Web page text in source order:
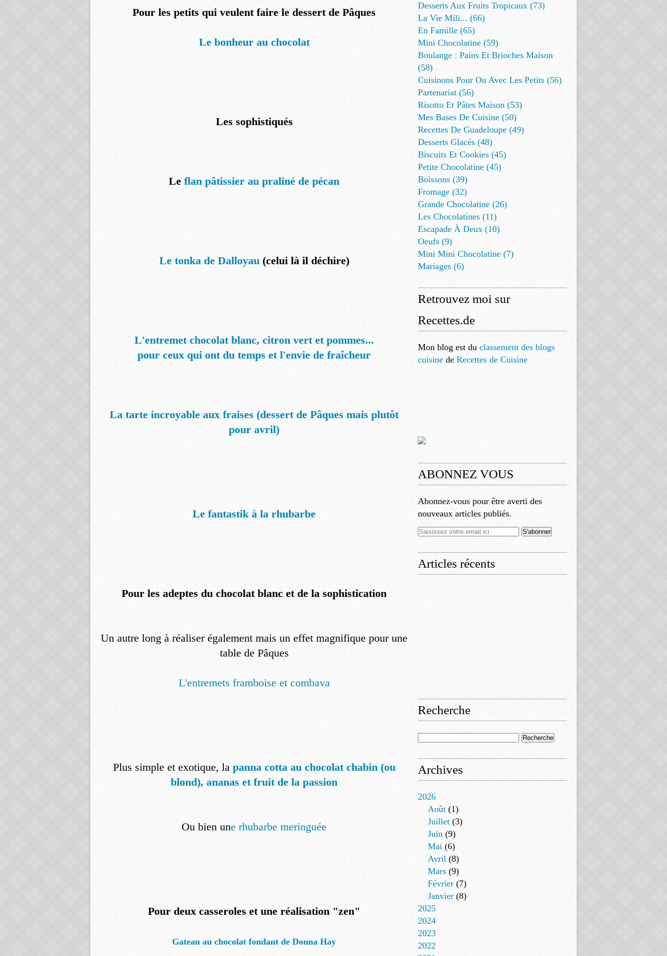
Pour les petits qui veulent faire le dessert de Pâques
Le bonheur au chocolat
Les sophistiqués
Le flan pâtissier au praliné de pécan
Le tonka de Dalloyau(celui là il déchire)
L'entremet chocolat blanc, citron vert et pommes...
pour ceux qui ont du temps et l'envie de fraîcheur
La tarte incroyable aux fraises (dessert de Pâques mais plutôt
pour avril)
Le fantastik à la rhubarbe
Pour les adeptes du chocolat blanc et de la sophistication
Un autre long à réaliser également mais un effet magnifique pour une
table de Pâques
L'entremets framboise et combava
Plus simple et exotique, la panna cotta au chocolat chabin (ou
blond), ananas et fruit de la passion
Ou bien une rhubarbe meringuée
Pour deux casseroles et une réalisation "zen"
Gateau au chocolat fondant de Donna Hay
Desserts Aux Fruits Tropicaux (73)
La Vie Mili... (66)
En Famille (65)
Mini Chocolatine (59)
Boulange : Pains Et Brioches Maison
(58)
Cuisinons Pour Ou Avec Les Petits (56)
Partenariat (56)
Risotto Et Pâtes Maison (53)
Mes Bases De Cuisine (50)
Recettes De Guadeloupe (49)
Desserts Glacés (48)
Biscuits Et Cookies (45)
Petite Chocolatine (45)
Boissons (39)
Fromage (32)
Grande Chocolatine (26)
Les Chocolatines (11)
Escapade À Deux (10)
Oeufs (9)
Mini Mini Chocolatine (7)
Mariages (6)
Retrouvez moi sur
Recettes.de
Mon blog est du classement des blogs
cuisine de Recettes de Cuisine
ABONNEZ VOUS
Abonnez-vous pour être averti des
nouveaux articles publiés.
Articles récents
Recherche
Archives
2026
Août (1)
Juillet (3)
Juin (9)
Mai (6)
Avril (8)
Mars (9)
Février (7)
Janvier (8)
2025
2024
2023
2022